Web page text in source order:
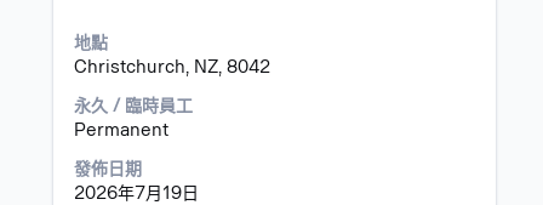
地點
Christchurch, NZ, 8042
永久 / 臨時員工
Permanent
發佈日期
2026年7月19日
列
以
檢
視
作
資